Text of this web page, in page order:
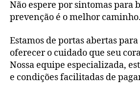
Não espere por sintomas para
prevenção é o melhor caminho.
Estamos de portas abertas
oferecer o cuidado que seu
Nossa equipe especializada,
e condições facilitadas de